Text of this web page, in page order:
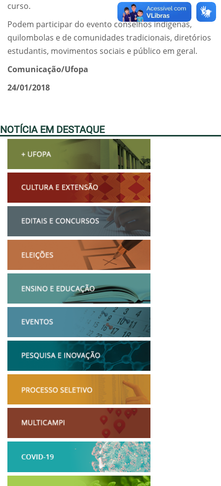
curso.
Podem participar do evento conselhos indígenas,
quilombolas e de comunidades tradicionais, diretórios
estudantis, movimentos sociais e público em geral.
Comunicação/Ufopa
24/01/2018
NOTÍCIA EM DESTAQUE